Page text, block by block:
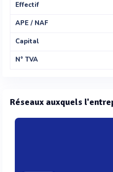
Effectif
APE / NAF
Capital
N° TVA
Réseaux auxquels